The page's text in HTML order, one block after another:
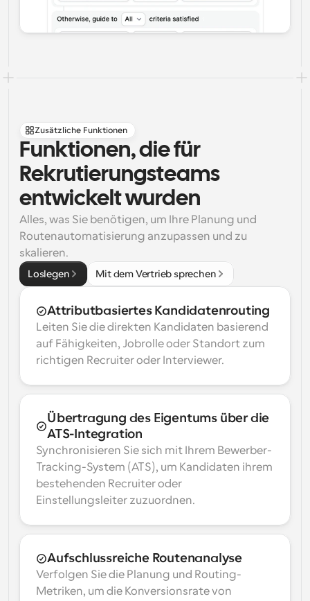
Zusätzliche Funktionen
Funktionen, die für
Rekrutierungsteams
entwickelt wurden
Alles, was Sie benötigen, um Ihre Planung und
Routenautomatisierung anzupassen und zu
skalieren.
Loslegen Mit dem Vertrieb sprechen
Attributbasiertes Kandidatenrouting
Leiten Sie die direkten Kandidaten basierend
auf Fähigkeiten, Jobrolle oder Standort zum
richtigen Recruiter oder Interviewer.
Übertragung des Eigentums über die
ATS-Integration
Synchronisieren Sie sich mit Ihrem Bewerber-
Tracking-System (ATS), um Kandidaten ihrem
bestehenden Recruiter oder
Einstellungsleiter zuzuordnen.
Aufschlussreiche Routenanalyse
Verfolgen Sie die Planung und Routing-
Metriken, um die Konversionsrate von